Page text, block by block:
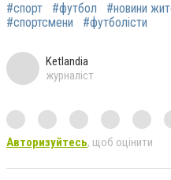
#спорт #футбол #новини
#спортсмени
#футболісти
Ketlandia
журналіст
Авторизуйтесь, щоб оцінити